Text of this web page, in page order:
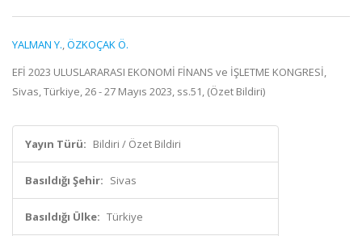
YALMAN Y.,ÖZKOÇAK Ö.
EFİ 2023 ULUSLARARASI EKONOMİ FİNANS ve İŞLETME KONGRESİ,
Sivas, Türkiye, 26 - 27 Mayıs 2023, ss.51, (Özet Bildiri)
Yayın Türü: Bildiri / Özet Bildiri
Basıldığı Şehir: Sivas
Basıldığı Ülke: Türkiye